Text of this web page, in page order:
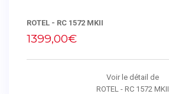
ROTEL - RC 1572 MKII
1399,00€
Voir le détail de
ROTEL - RC 1572 MKII